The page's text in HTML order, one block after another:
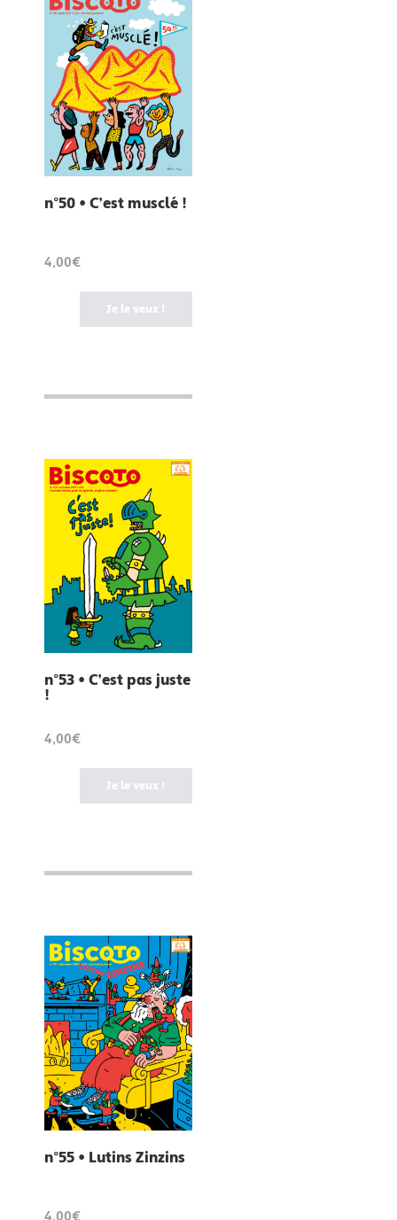
n°50 • C’est musclé !
4,00€
Je le veux !
n°53 • C’est pas juste
!
4,00€
Je le veux !
n°55 • Lutins Zinzins